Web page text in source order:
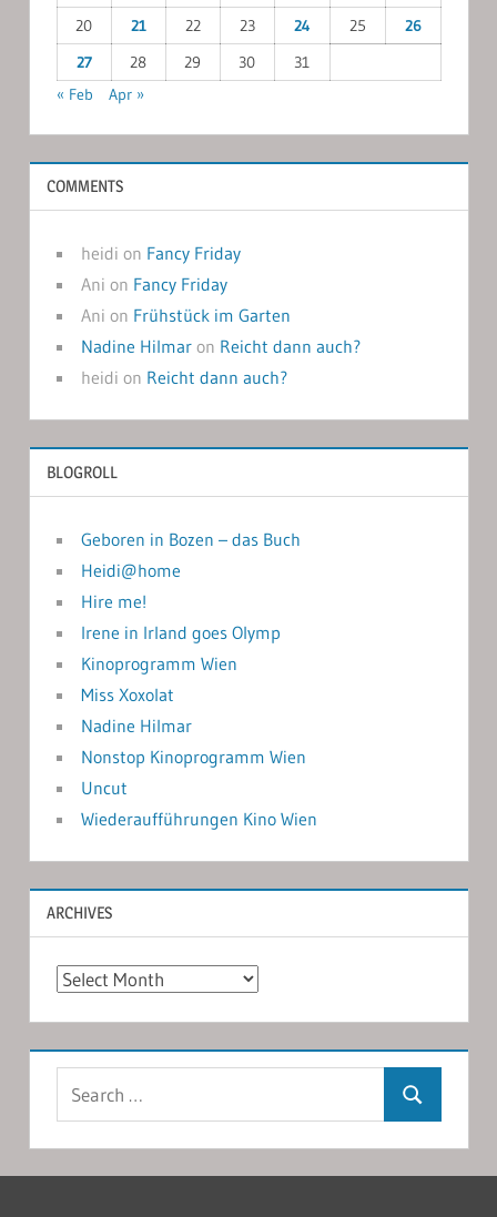
20
21 22 23 24 25
26
27
28 29 30
31
« Feb
Apr »
COMMENTS
heidi on Fancy Friday
Ani on Fancy Friday
Ani on Frühstück im Garten
Nadine Hilmaron Reicht dann auch?
heidi on Reicht dann auch?
BLOGROLL
Geboren in Bozen – das Buch
Heidi@home
Hire me!
Irene in Irland goes Olymp
Kinoprogramm Wien
Miss Xoxolat
Nadine Hilmar
Nonstop Kinoprogramm Wien
Uncut
Wiederaufführungen Kino Wien
ARCHIVES
Archives
Search